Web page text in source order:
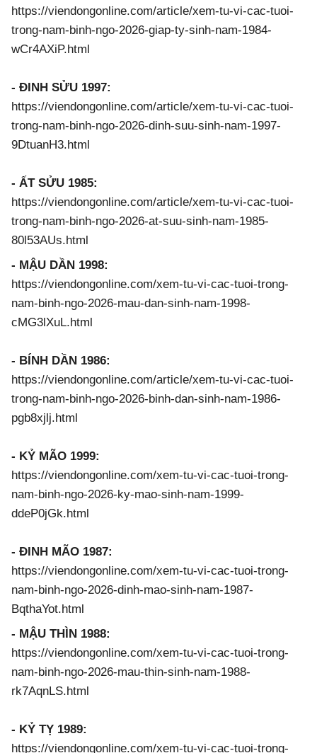
https://viendongonline.com/article/xem-tu-vi-cac-tuoi-
trong-nam-binh-ngo-2026-giap-ty-sinh-nam-1984-
wCr4AXiP.html
- ĐINH SỬU 1997:
https://viendongonline.com/article/xem-tu-vi-cac-tuoi-
trong-nam-binh-ngo-2026-dinh-suu-sinh-nam-1997-
9DtuanH3.html
- ẤT SỬU 1985:
https://viendongonline.com/article/xem-tu-vi-cac-tuoi-
trong-nam-binh-ngo-2026-at-suu-sinh-nam-1985-
80l53AUs.html
- MẬU DẦN 1998:
https://viendongonline.com/xem-tu-vi-cac-tuoi-trong-
nam-binh-ngo-2026-mau-dan-sinh-nam-1998-
cMG3lXuL.html
- BÍNH DẦN 1986:
https://viendongonline.com/article/xem-tu-vi-cac-tuoi-
trong-nam-binh-ngo-2026-binh-dan-sinh-nam-1986-
pgb8xjlj.html
- KỶ MÃO 1999:
https://viendongonline.com/xem-tu-vi-cac-tuoi-trong-
nam-binh-ngo-2026-ky-mao-sinh-nam-1999-
ddeP0jGk.html
- ĐINH MÃO 1987:
https://viendongonline.com/xem-tu-vi-cac-tuoi-trong-
nam-binh-ngo-2026-dinh-mao-sinh-nam-1987-
BqthaYot.html
- MẬU THÌN 1988:
https://viendongonline.com/xem-tu-vi-cac-tuoi-trong-
nam-binh-ngo-2026-mau-thin-sinh-nam-1988-
rk7AqnLS.html
- KỶ TỴ 1989:
https://viendongonline.com/xem-tu-vi-cac-tuoi-trong-